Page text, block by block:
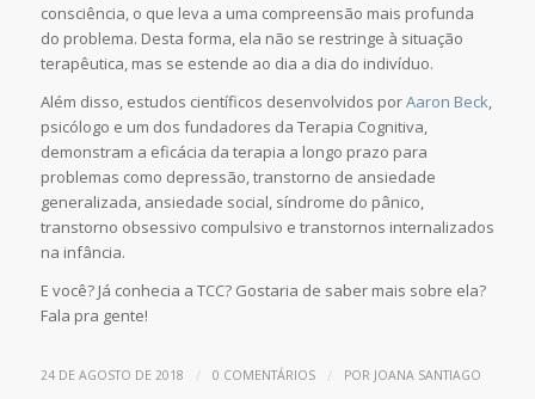
consciência, o que leva a uma compreensão mais profunda
do problema. Desta forma, ela não se restringe à situação
terapêutica, mas se estende ao dia a dia do indivíduo.
Além disso, estudos científicos desenvolvidos porAaron Beck,
psicólogo e um dos fundadores da Terapia Cognitiva,
demonstram a eficácia da terapia a longo prazo para
problemas como depressão, transtorno de ansiedade
generalizada, ansiedade social, síndrome do pânico,
transtorno obsessivo compulsivo e transtornos internalizados
na infância.
E você? Já conhecia a TCC? Gostaria de saber mais sobre ela?
Fala pra gente!
24 DE AGOSTO DE 2018 / 0 COMENTÁRIOS / POR JOANA SANTIAGO